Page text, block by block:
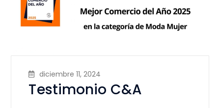
diciembre 11, 2024
Testimonio C&A